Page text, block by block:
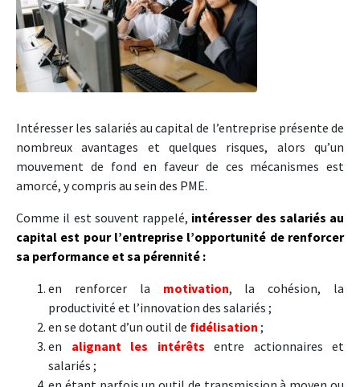
Intéresser les salariés au capital de l’entreprise présente de
nombreux avantages et quelques risques, alors qu’un
mouvement de fond en faveur de ces mécanismes est
amorcé, y compris au sein des PME.
Comme il est souvent rappelé, intéresser des salariés au
capital est pour l’entreprise l’opportunité de renforcer
sa performance et sa pérennité :
en renforcer la motivation, la cohésion, la
productivité et l’innovation des salariés ;
en se dotant d’un outil de fidélisation ;
en alignant les intérêts entre actionnaires et
salariés ;